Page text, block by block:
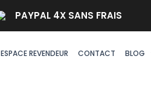
PAYPAL 4X SANS FRAIS
ESPACE REVENDEUR CONTACT BLOG
de
DISQUES